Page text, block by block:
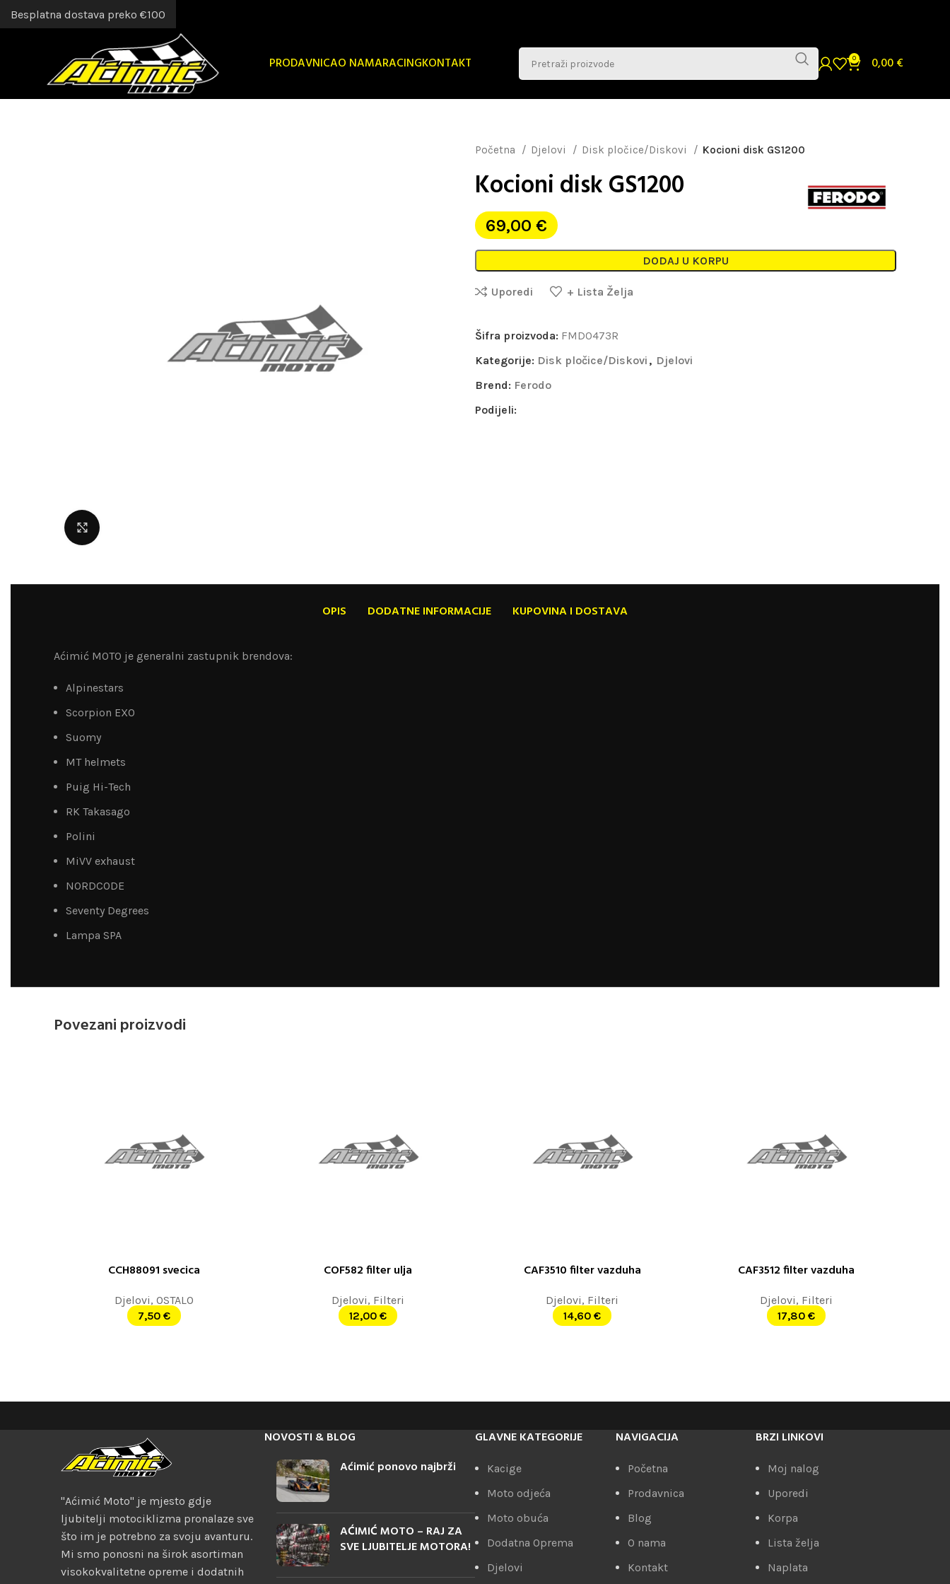
PRODAVNICAO NAMARACINGKONTAKT 0 0,00€
Početna Djelovi Disk pločice/Diskovi Kocioni disk GS1200
Kocioni disk GS1200
69,00 €
DODAJ U KORPU
Uporedi + Lista Želja
Šifra proizvoda: FMD0473R
Kategorije: Disk pločice/Diskovi , Djelovi
Brend: Ferodo
Podijeli:
OPIS DODATNE INFORMACIJE KUPOVINA I DOSTAVA
Aćimić MOTO je generalni zastupnik brendova:
Alpinestars
Scorpion EXO
Suomy
MT helmets
Puig Hi-Tech
RK Takasago
Polini
MiVV exhaust
NORDCODE
Seventy Degrees
Lampa SPA
Povezani proizvodi
DODAJ U KORPUCCH88091 svecica
Djelovi, OSTALO
7,50 €
DODAJ U KORPUCOF582 filter ulja
Djelovi, Filteri
12,00 €
DODAJ U KORPUCAF3510 filter vazduha
Djelovi, Filteri
14,60 €
DODAJ U KORPUCAF3512 filter vazduha
Djelovi, Filteri
17,80 €
"Aćimić Moto" je mjesto gdje
ljubitelji motociklizma pronalaze sve
što im je potrebno za svoju avanturu.
Mi smo ponosni na širok asortiman
visokokvalitetne opreme i dodatnih
NOVOSTI & BLOG
Aćimić ponovo najbrži
AĆIMIĆ MOTO – RAJ ZA
SVE LJUBITELJE MOTORA!
GLAVNE KATEGORIJE
Kacige
Moto odjeća
Moto obuća
Dodatna Oprema
Djelovi
NAVIGACIJA
Početna
Prodavnica
Blog
O nama
Kontakt
BRZI LINKOVI
Moj nalog
Uporedi
Korpa
Lista želja
Naplata
Besplatna dostava preko €100